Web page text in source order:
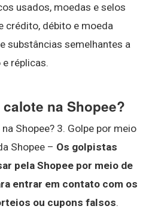
usados, moedas e selos
crédito, débito e moeda
substâncias semelhantes a
réplicas.
na Shopee?
Shopee? 3. Golpe por meio
Shopee – Os golpistas
pela Shopee por meio de
entrar em contato com os
ou cupons falsos.